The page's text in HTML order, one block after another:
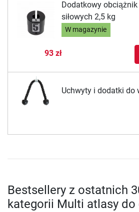
Dodatkowy
siłowych 2,5 kg
W magazynie
93 zł
Uchwyty i dodatki do
Bestsellery z ostatnich
kategorii Multi atlasy do